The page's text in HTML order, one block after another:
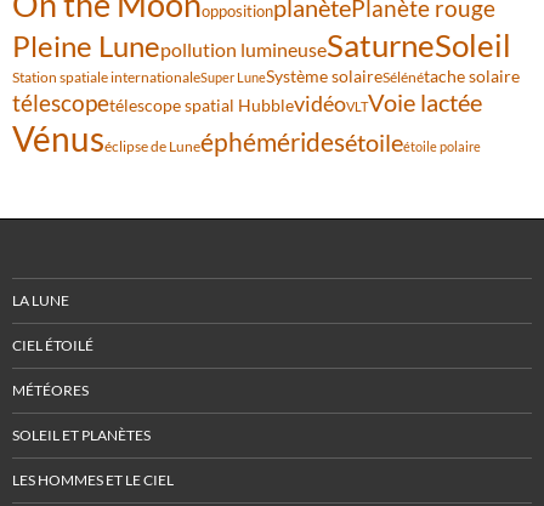
oppositionplanètePlanète rouge
Pleine Lunepollution lumineuseSaturneSoleil
Station spatiale internationaleSuper LuneSystème solaireSélénétache solaire
télescopetélescope spatial HubblevidéoVLTVoie lactée
Vénuséclipse de Luneéphéméridesétoileétoile polaire
LA LUNE
CIEL ÉTOILÉ
MÉTÉORES
SOLEIL ET PLANÈTES
LES HOMMES ET LE CIEL